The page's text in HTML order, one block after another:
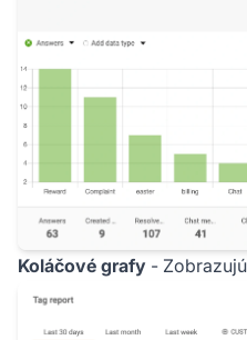
Koláčové grafy -